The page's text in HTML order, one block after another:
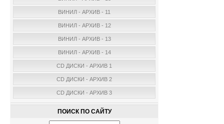
ВИНИЛ - АРХИВ - 11
ВИНИЛ - АРХИВ - 12
ВИНИЛ - АРХИВ - 13
ВИНИЛ - АРХИВ - 14
CD ДИСКИ - АРХИВ 1
CD ДИСКИ - АРХИВ 2
CD ДИСКИ - АРХИВ 3
ПОИСК ПО САЙТУ